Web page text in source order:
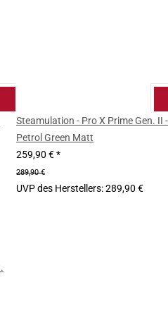
Steamulation - Pro X Prime Gen. II -
Petrol Green Matt
259,90 €*
289,90 €
UVP des Herstellers:289,90 €